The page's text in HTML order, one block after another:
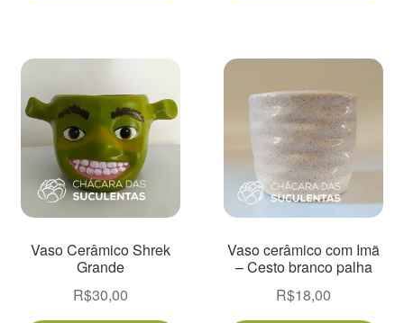
Vaso Cerâmico Shrek
Grande
R$30,00
Vaso cerâmico com Imã
– Cesto branco palha
R$18,00